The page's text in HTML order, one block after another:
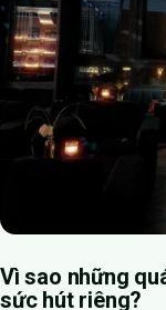
Vì sao những
sức hút riêng?